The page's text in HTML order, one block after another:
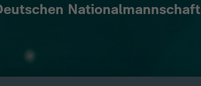
Nationalmannschaft